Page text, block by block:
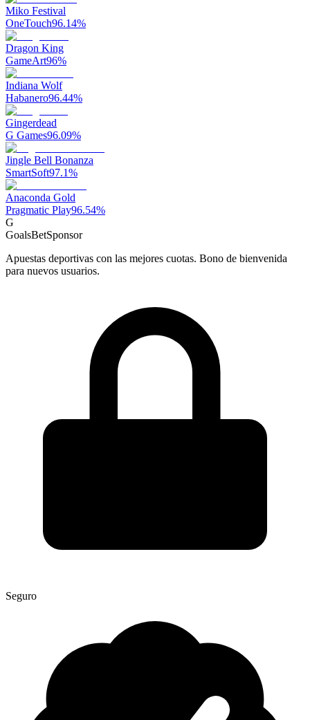
Miko Festival
OneTouch96.14%
Dragon King
GameArt96%
Indiana Wolf
Habanero96.44%
Gingerdead
G Games96.09%
Jingle Bell Bonanza
SmartSoft97.1%
Anaconda Gold
Pragmatic Play96.54%
G
GoalsBetSponsor
Apuestas deportivas con las mejores cuotas. Bono de bienvenida
para nuevos usuarios.
Seguro